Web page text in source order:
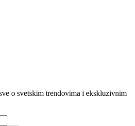
o svetskim trendovima i ekskluzivnim